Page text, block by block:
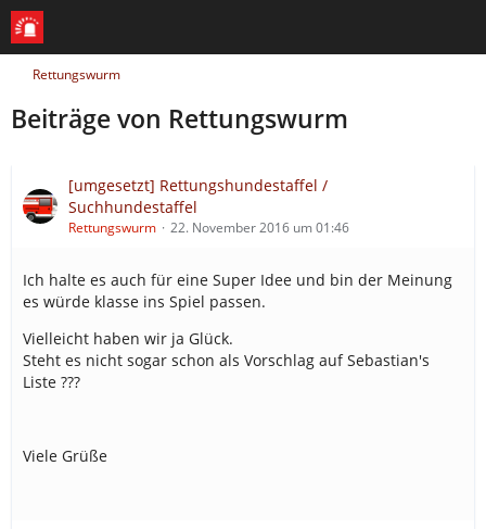
Rettungswurm
Beiträge von Rettungswurm
[umgesetzt] Rettungshundestaffel /
Suchhundestaffel
Rettungswurm 22. November 2016 um 01:46
Ich halte es auch für eine Super Idee und bin der Meinung
es würde klasse ins Spiel passen.
Vielleicht haben wir ja Glück.
Steht es nicht sogar schon als Vorschlag auf Sebastian's
Liste ???
Viele Grüße